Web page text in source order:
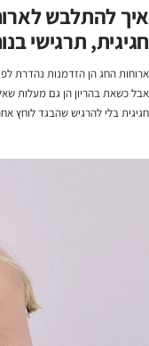
איך להתלבש
חגיגית, תרגישי
ארוחות החג הן הזדמנות נהדרת
אבל כשאת בהריון הן גם מעלות
חגיגית בלי להרגיש שהבגד לוחץ